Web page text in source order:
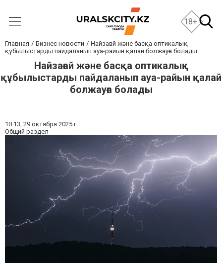
18+
Главная Бизнес новости
Найзағай және басқа оптикалық
құбылыстарды пайдаланып ауа-райын қалай болжауға болады
Найзағай және басқа оптикалық
құбылыстарды пайдаланып ауа-райын қалай
болжауға болады
10:13, 29 октября 2025 г.
Общий раздел